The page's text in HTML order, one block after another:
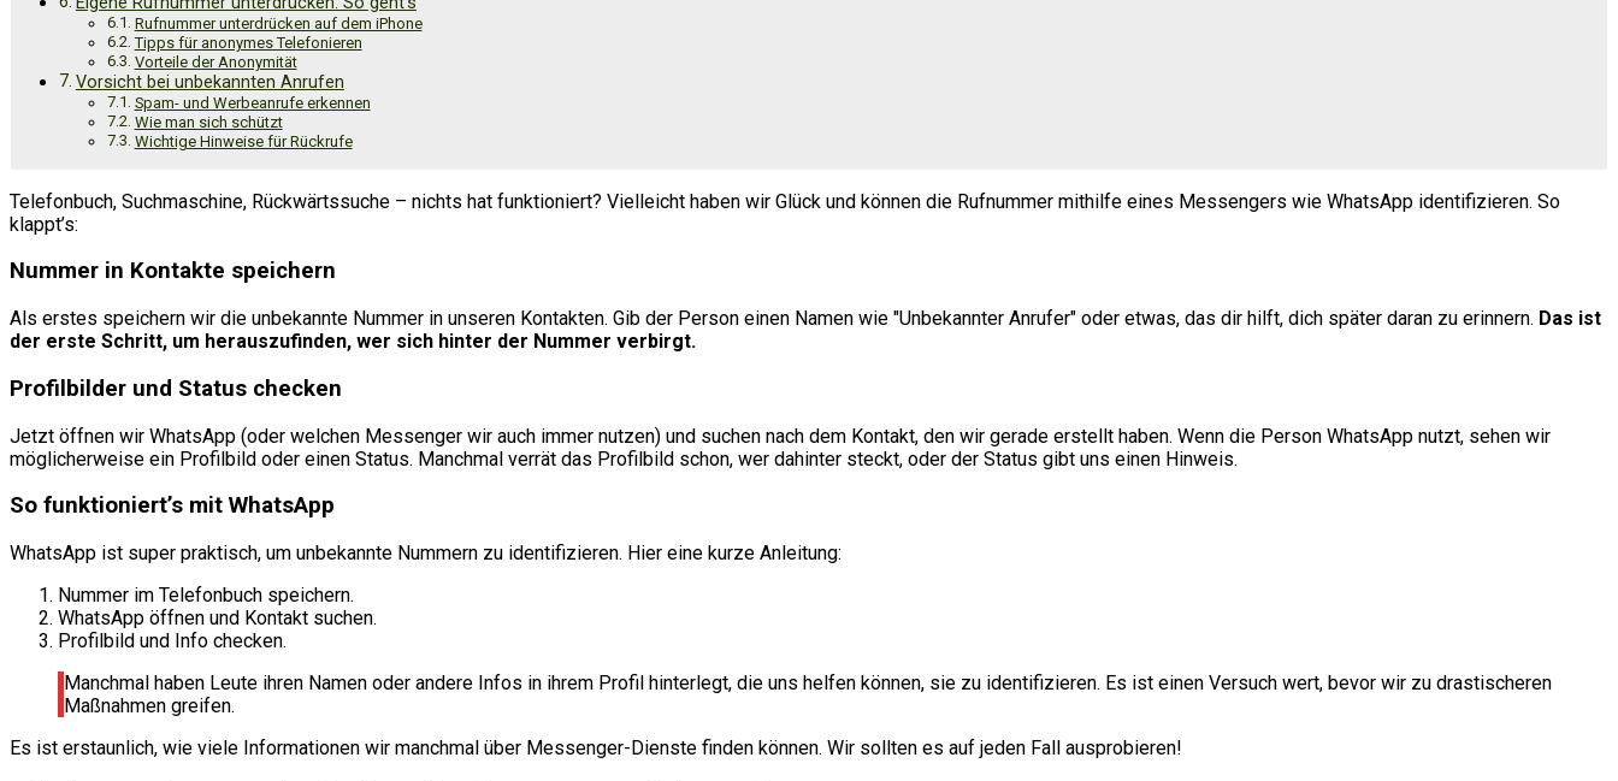
Rufnummer unterdrücken auf dem iPhone
Tipps für anonymes Telefonieren
Vorteile der Anonymität
Vorsicht bei unbekannten Anrufen
Spam- und Werbeanrufe erkennen
Wie man sich schützt
Wichtige Hinweise für Rückrufe
Telefonbuch, Suchmaschine, Rückwärtssuche – nichts hat funktioniert? Vielleicht haben wir Glück und können die Rufnummer mithilfe eines Messengers wie WhatsApp identifizieren. So
klappt’s:
Nummer in Kontakte speichern
Als erstes speichern wir die unbekannte Nummer in unseren Kontakten. Gib der Person einen Namen wie "Unbekannter Anrufer" oder etwas, das dir hilft, dich später daran zu erinnern. Das ist
der erste Schritt, um herauszufinden, wer sich hinter der Nummer verbirgt.
Profilbilder und Status checken
Jetzt öffnen wir WhatsApp (oder welchen Messenger wir auch immer nutzen) und suchen nach dem Kontakt, den wir gerade erstellt haben. Wenn die Person WhatsApp nutzt, sehen wir
möglicherweise ein Profilbild oder einen Status. Manchmal verrät das Profilbild schon, wer dahinter steckt, oder der Status gibt uns einen Hinweis.
So funktioniert’s mit WhatsApp
WhatsApp ist super praktisch, um unbekannte Nummern zu identifizieren. Hier eine kurze Anleitung:
Nummer im Telefonbuch speichern.
WhatsApp öffnen und Kontakt suchen.
Profilbild und Info checken.
Manchmal haben Leute ihren Namen oder andere Infos in ihrem Profil hinterlegt, die uns helfen können, sie zu identifizieren. Es ist einen Versuch wert, bevor wir zu drastischeren
Maßnahmen greifen.
Es ist erstaunlich, wie viele Informationen wir manchmal über Messenger-Dienste finden können. Wir sollten es auf jeden Fall ausprobieren!